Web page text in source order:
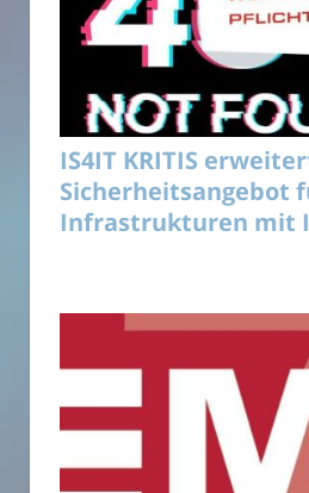
IS4IT KRITIS
Sicherheitsangebot
Infrastrukturen mit